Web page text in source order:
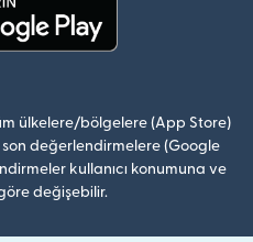
ülkelere/bölgelere (App Store)
değerlendirmelere (Google
kullanıcı konumuna ve
değişebilir.